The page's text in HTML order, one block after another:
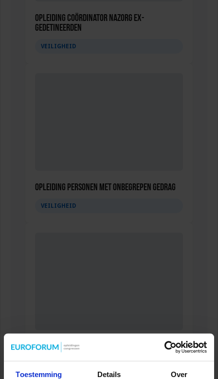
Toestemming Details Over
Opleiding Coördinator nazorg ex-
gedetineerden
VEILIGHEID
Opleiding Personen met onbegrepen gedrag
VEILIGHEID
Opleiding Sociale Veiligheid in de Organisatie